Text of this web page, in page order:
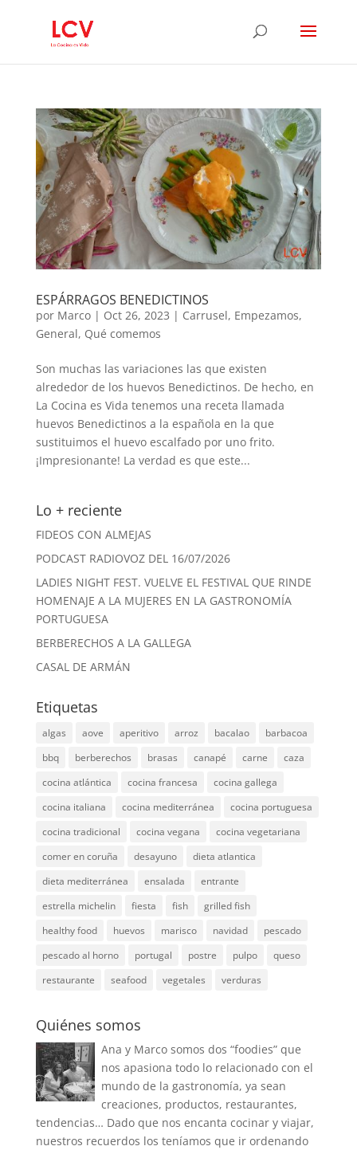
ESPÁRRAGOS BENEDICTINOS
por Marco| Oct 26, 2023 | Carrusel, Empezamos,
General, Qué comemos
Son muchas las variaciones las que existen
alrededor de los huevos Benedictinos. De hecho, en
La Cocina es Vida tenemos una receta llamada
huevos Benedictinos a la española en la que
sustituimos el huevo escalfado por uno frito.
¡Impresionante! La verdad es que este...
Lo + reciente
FIDEOS CON ALMEJAS
PODCAST RADIOVOZ DEL 16/07/2026
LADIES NIGHT FEST. VUELVE EL FESTIVAL QUE RINDE
HOMENAJE A LA MUJERES EN LA GASTRONOMÍA
PORTUGUESA
BERBERECHOS A LA GALLEGA
CASAL DE ARMÁN
Etiquetas
algas aove aperitivo arroz bacalao
barbacoa
bbq
berberechos brasas canapé carne
caza
cocina atlántica
cocina francesa
cocina gallega
cocina italiana
cocina mediterránea
cocina portuguesa
cocina tradicional
cocina vegana
cocina vegetariana
comer en coruña
desayuno
dieta atlantica
dieta mediterránea
ensalada
entrante
estrella michelin
fiesta fish
grilled fish
healthy food
huevos marisco navidad
pescado
pescado al horno
portugal postre pulpo
queso
restaurante
seafood vegetales verduras
Quiénes somos
Ana y Marco somos dos “foodies” que
nos apasiona todo lo relacionado con el
mundo de la gastronomía, ya sean
creaciones, productos, restaurantes,
tendencias… Dado que nos encanta cocinar y viajar,
nuestros recuerdos los teníamos que ir ordenando